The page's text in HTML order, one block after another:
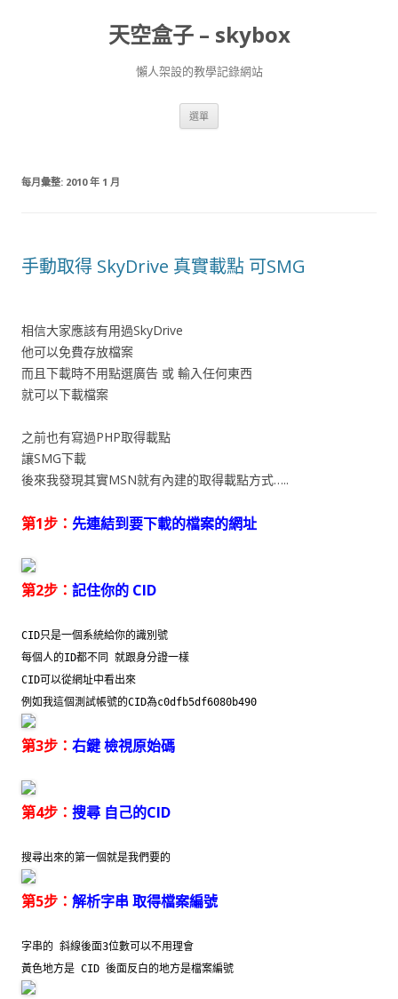
天空盒子 – skybox
懶人架設的教學記錄網站
選單
每月彙整: 2010 年 1 月
手動取得 SkyDrive 真實載點 可SMG
相信大家應該有用過SkyDrive
他可以免費存放檔案
而且下載時不用點選廣告 或 輸入任何東西
就可以下載檔案
之前也有寫過PHP取得載點
讓SMG下載
後來我發現其實MSN就有內建的取得載點方式…..
第1步： 先連結到要下載的檔案的網址
第2步： 記住你的 CID
CID只是一個系統給你的識別號
每個人的ID都不同 就跟身分證一樣
CID可以從網址中看出來
例如我這個測試帳號的CID為c0dfb5df6080b490
第3步： 右鍵 檢視原始碼
第4步： 搜尋 自己的CID
搜尋出來的第一個就是我們要的
第5步： 解析字串 取得檔案編號
字串的 斜線後面3位數可以不用理會
黃色地方是 CID 後面反白的地方是檔案編號